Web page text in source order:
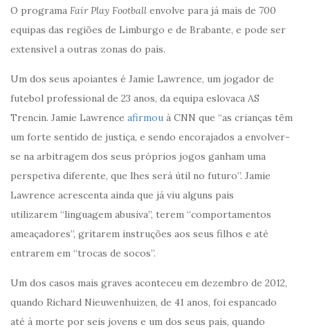
O programa Fair Play Football envolve para já mais de 700
equipas das regiões de Limburgo e de Brabante, e pode ser
extensível a outras zonas do país.
Um dos seus apoiantes é Jamie Lawrence, um jogador de
futebol professional de 23 anos, da equipa eslovaca AS
Trencin. Jamie Lawrence afirmou à CNN que “as crianças têm
um forte sentido de justiça, e sendo encorajados a envolver-
se na arbitragem dos seus próprios jogos ganham uma
perspetiva diferente, que lhes será útil no futuro”. Jamie
Lawrence acrescenta ainda que já viu alguns pais
utilizarem “linguagem abusiva”, terem “comportamentos
ameaçadores”, gritarem instruções aos seus filhos e até
entrarem em “trocas de socos”.
Um dos casos mais graves aconteceu em dezembro de 2012,
quando Richard Nieuwenhuizen, de 41 anos, foi espancado
até à morte por seis jovens e um dos seus pais, quando